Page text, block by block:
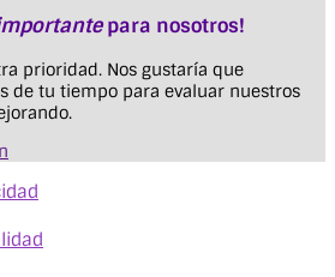
para nosotros!
prioridad. Nos gustaría que
de tu tiempo para evaluar nuestros